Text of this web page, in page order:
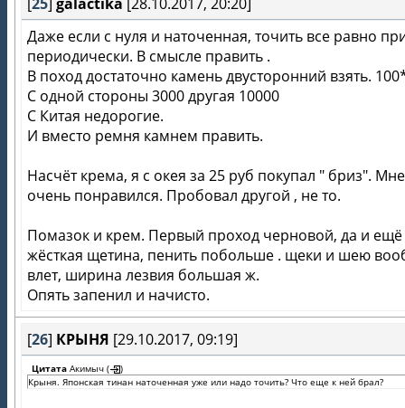
Даже если с нуля и наточенная, точить все равно
периодически. В смысле править .
В поход достаточно камень двусторонний взять.
С одной стороны 3000 другая 10000
С Китая недорогие.
И вместо ремня камнем править.
Насчёт крема, я с окея за 25 руб покупал " бриз". Мне
очень понравился. Пробовал другой , не то.
Помазок и крем. Первый проход черновой, да и ещё
жёсткая щетина, пенить побольше . щеки и шею
влет, ширина лезвия большая ж.
Опять запенил и начисто.
[26] КРЫНЯ [29.10.2017, 09:19]
Цитата Акимыч (
)
Крыня. Японская тинан наточенная уже или надо точить? Что еще к ней брал?